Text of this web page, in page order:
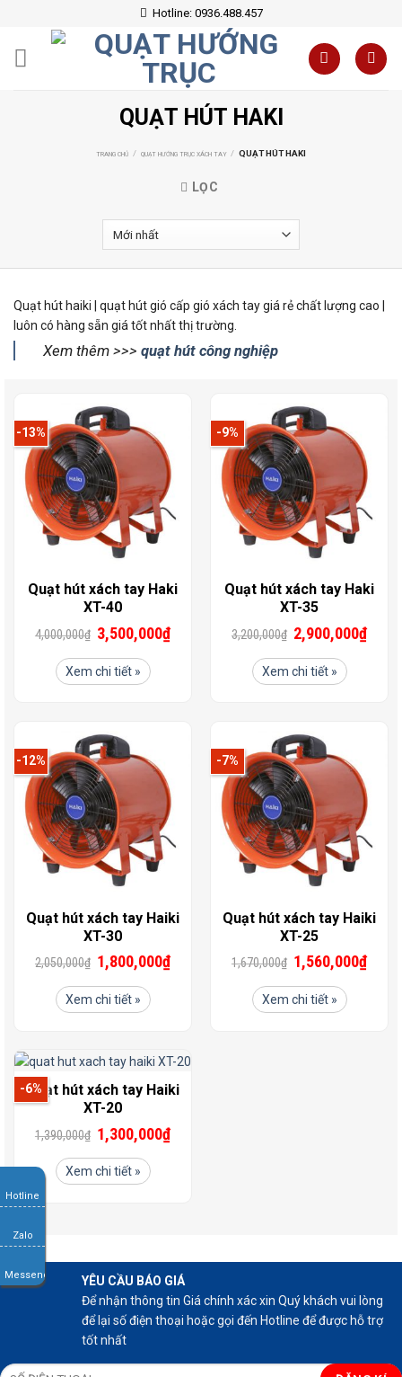
content
Hotline: 0936.488.457
QUẠT HÚT HAKI
TRANG CHỦ / QUẠT HƯỚNG TRỤC XÁCH TAY / QUẠT HÚT HAKI
LỌC
Quạt hút haiki | quạt hút gió cấp gió xách tay giá rẻ chất lượng cao |
luôn có hàng sẵn giá tốt nhất thị trường.
Xem thêm >>>quạt hút công nghiệp
-13%
Quạt hút xách tay Haki
XT-40
4,000,000₫ 3,500,000₫
Xem chi tiết »
-9%
Quạt hút xách tay Haki
XT-35
3,200,000₫ 2,900,000₫
Xem chi tiết »
-12%
Quạt hút xách tay Haiki
XT-30
2,050,000₫ 1,800,000₫
Xem chi tiết »
-7%
Quạt hút xách tay Haiki
XT-25
1,670,000₫ 1,560,000₫
Xem chi tiết »
-6%
Quạt hút xách tay Haiki
XT-20
1,390,000₫ 1,300,000₫
Xem chi tiết »
YÊU CẦU BÁO GIÁ
Để nhận thông tin Giá chính xác xin Quý khách vui lòng
để lại số điện thoại hoặc gọi đến Hotline để được hỗ trợ
tốt nhất
Hotline
Zalo
Messenger